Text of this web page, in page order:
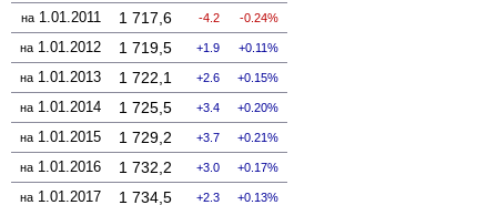
на1.01.2011 1 717,6 -4.2 -0.24%
на 1.01.2012 1 719,5 1.9 0.11%
на 1.01.2013 1 722,1 2.6 0.15%
на 1.01.2014 1 725,5 3.4 0.20%
на 1.01.2015 1 729,2 3.7 0.21%
на 1.01.2016 1 732,2 3.0 0.17%
на 1.01.2017 1 734,5 2.3 0.13%